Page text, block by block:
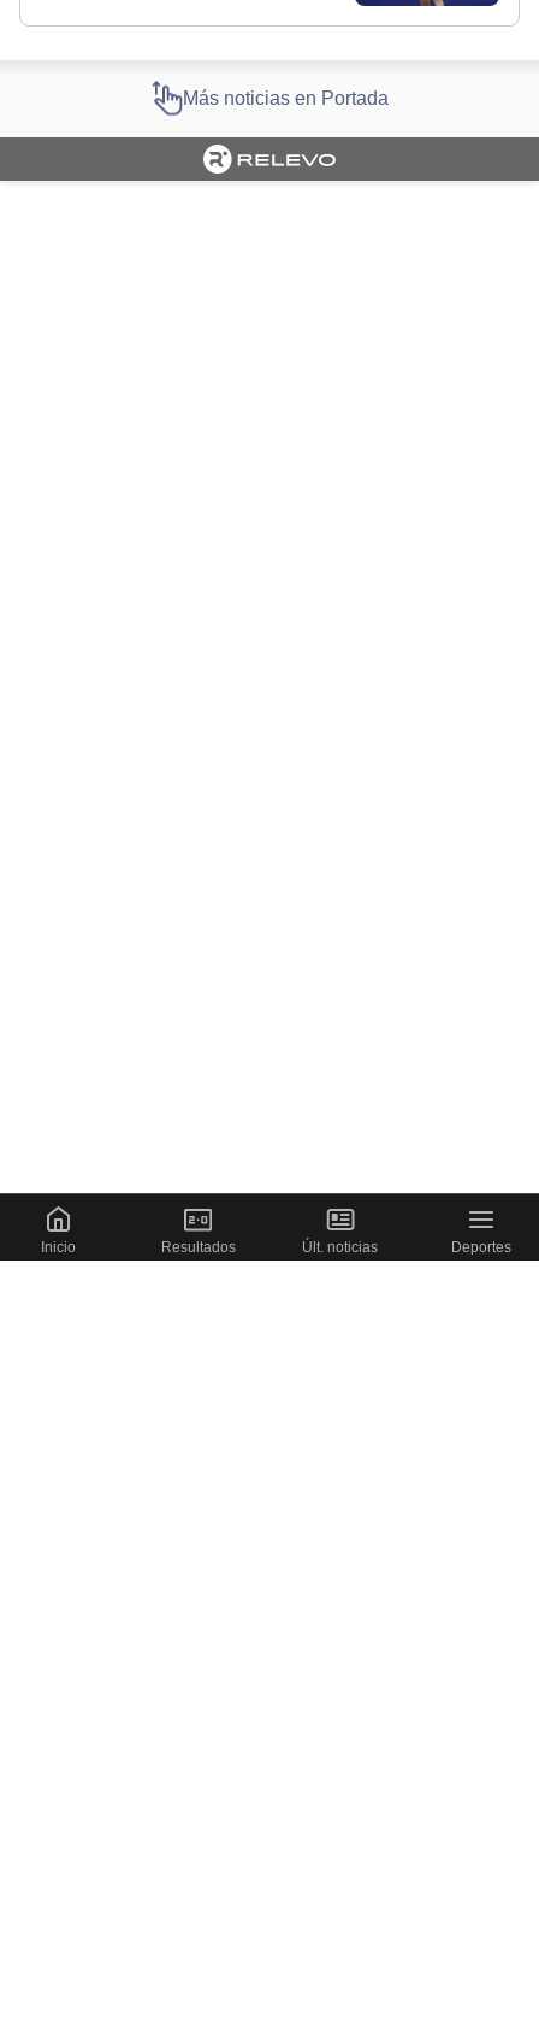
Más noticias en Portada
Inicio Resultados Últ. noticias Deportes